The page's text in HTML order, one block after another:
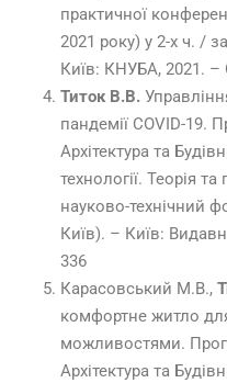
практичної
2021 року) у 2-х ч. /
Київ: КНУБА, 2021. –
Титок В.В.
пандемії COVID-19.
Архітектура та
технології. Теорія
науково-технічний
Київ). – Київ:
336
Карасовський М.В.,
комфортне житло
можливостями.
Архітектура та